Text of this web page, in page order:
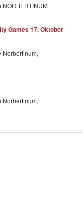
NORBERTINUM
Games 17. Oktober
Norbertinum,
Norbertinum,